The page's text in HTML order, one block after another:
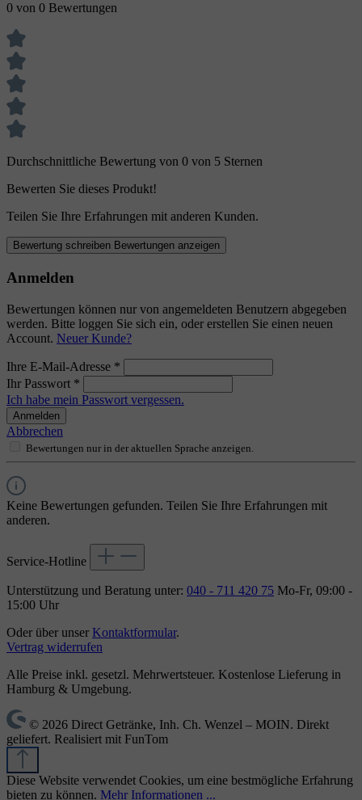
0 von 0 Bewertungen
Durchschnittliche Bewertung von 0 von 5 Sternen
Bewerten Sie dieses Produkt!
Teilen Sie Ihre Erfahrungen mit anderen Kunden.
Bewertung schreiben Bewertungen anzeigen
Anmelden
Bewertungen können nur von angemeldeten Benutzern abgegeben
werden. Bitte loggen Sie sich ein, oder erstellen Sie einen neuen
Account. Neuer Kunde?
Ihre E-Mail-Adresse *
Ihr Passwort *
Ich habe mein Passwort vergessen.
Anmelden
Abbrechen
Bewertungen nur in der aktuellen Sprache anzeigen.
Keine Bewertungen gefunden. Teilen Sie Ihre Erfahrungen mit
anderen.
Service-Hotline
Unterstützung und Beratung unter: 040 - 711 420 75 Mo-Fr, 09:00 -
15:00 Uhr
Oder über unser Kontaktformular.
Vertrag widerrufen
Alle Preise inkl. gesetzl. Mehrwertsteuer. Kostenlose Lieferung in
Hamburg & Umgebung.
© 2026 Direct Getränke, Inh. Ch. Wenzel – MOIN. Direkt
geliefert. Realisiert mit FunTom
Diese Website verwendet Cookies, um eine bestmögliche Erfahrung
bieten zu können. Mehr Informationen ...